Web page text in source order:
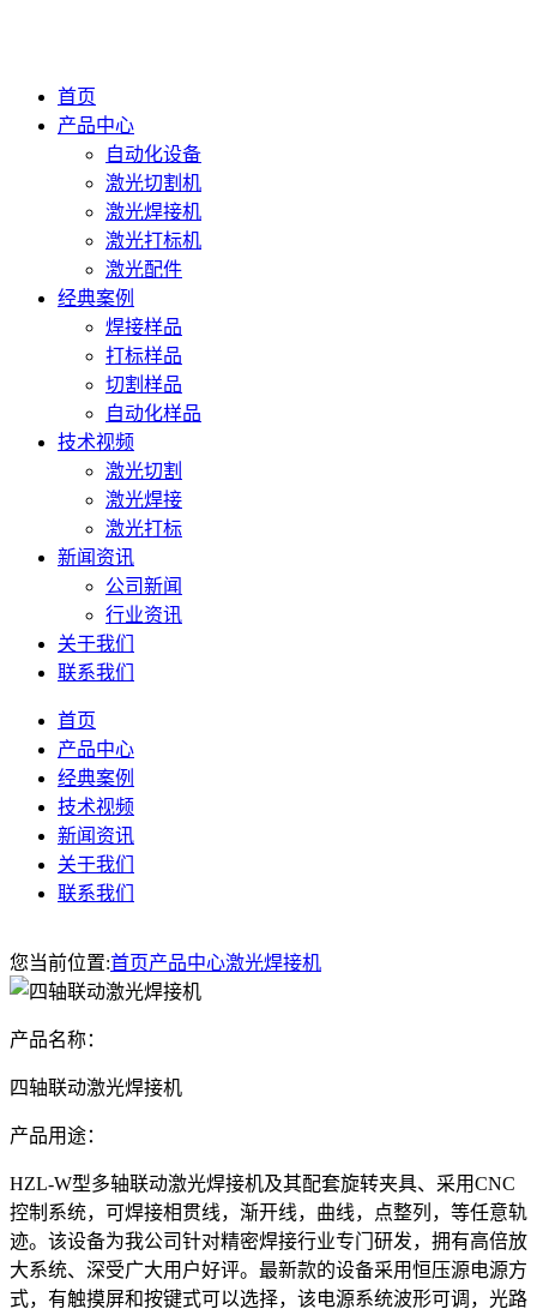
首页
产品中心
自动化设备
激光切割机
激光焊接机
激光打标机
激光配件
经典案例
焊接样品
打标样品
切割样品
自动化样品
技术视频
激光切割
激光焊接
激光打标
新闻资讯
公司新闻
行业资讯
关于我们
联系我们
首页
产品中心
经典案例
技术视频
新闻资讯
关于我们
联系我们
您当前位置:首页产品中心激光焊接机
产品名称：
四轴联动激光焊接机
产品用途：
HZL-W型多轴联动激光焊接机及其配套旋转夹具、采用CNC
控制系统，可焊接相贯线，渐开线，曲线，点整列，等任意轨
迹。该设备为我公司针对精密焊接行业专门研发，拥有高倍放
大系统、深受广大用户好评。最新款的设备采用恒压源电源方
式，有触摸屏和按键式可以选择，该电源系统波形可调，光路